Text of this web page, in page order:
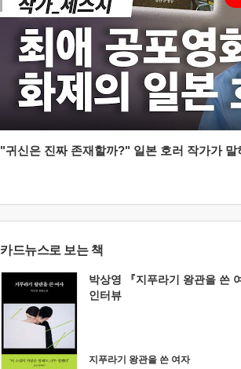
"귀신은 진짜 존재할까?" 일본 호러 작가가
카드뉴스로 보는 책
박상영 『지푸라기 왕관을 쓴
인터뷰
지푸라기 왕관을 쓴 여자